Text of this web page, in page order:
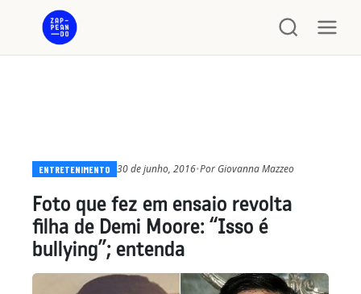
ENTRETENIMENTO 30 de junho, 2016•Por Giovanna Mazzeo
Foto que fez em ensaio revolta
filha de Demi Moore: “Isso é
bullying”; entenda